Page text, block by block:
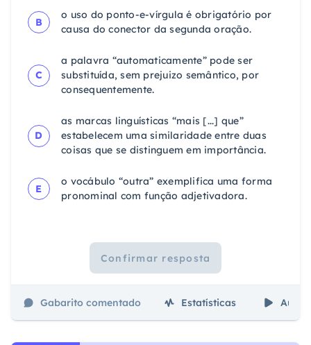
B
o uso do ponto-e-vírgula é obrigatório por
causa do conector da segunda oração.
C
a palavra “automaticamente” pode ser
substituída, sem prejuizo semântico, por
consequentemente.
D
as marcas linguísticas “mais [...] que”
estabelecem uma similaridade entre duas
coisas que se distinguem em importância.
E
o vocábulo “outra” exemplifica uma forma
pronominal com função adjetivadora.
Confirmar resposta
Gabarito comentado Estatísticas Aulas